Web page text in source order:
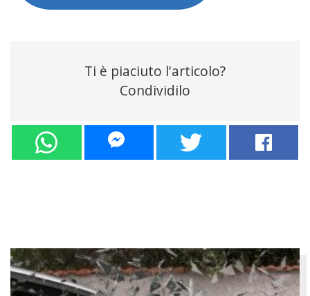
Ti è piaciuto l'articolo?
Condividilo